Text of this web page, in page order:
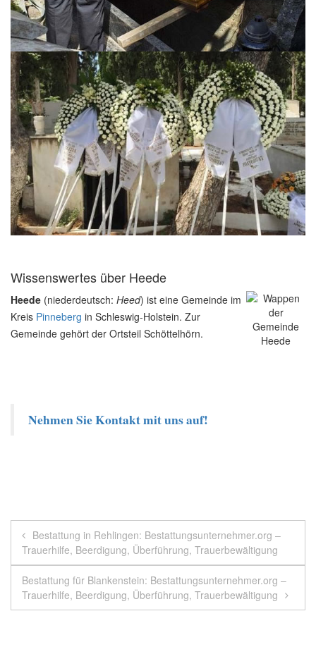
Wissenswertes über Heede
Heede (niederdeutsch: Heed) ist eine Gemeinde im
Kreis Pinneberg in Schleswig-Holstein. Zur
Gemeinde gehört der Ortsteil Schöttelhörn.
Nehmen Sie Kontakt mit uns auf!
Beitragsnavigation
Bestattung in Rehlingen: Bestattungsunternehmer.org –
Trauerhilfe, Beerdigung, Überführung, Trauerbewältigung
Bestattung für Blankenstein: Bestattungsunternehmer.org –
Trauerhilfe, Beerdigung, Überführung, Trauerbewältigung